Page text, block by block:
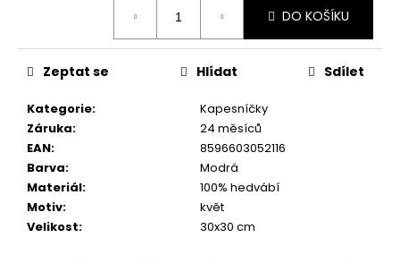
DO KOŠÍKU
Kategorie:
Kapesníčky
Záruka:
24 měsíců
EAN:
8596603052116
Barva:
Modrá
Materiál:
100% hedvábí
Motiv:
květ
Velikost: 30x30 cm
Zeptat se Hlídat Sdílet